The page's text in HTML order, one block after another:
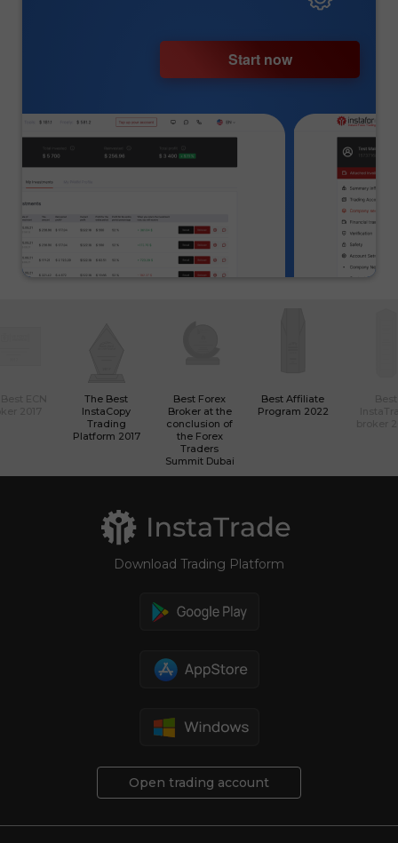
Start now
The Best
InstaCopy
Trading
Platform 2017
Best Forex
Broker at the
conclusion of
the Forex
Traders
Summit Dubai
Best Affiliate
Program 2022
Download Trading Platform
Open trading account